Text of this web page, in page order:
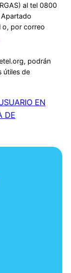
al tel 0800
o, por correo
podrán
útiles de
EN
DE